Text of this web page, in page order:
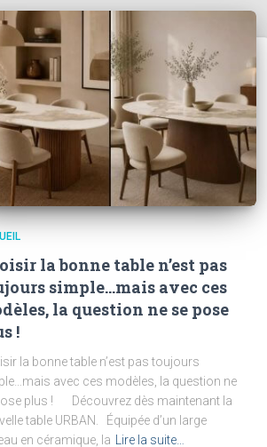
la bonne table n’est pas
simple…mais avec ces
la question ne se pose
!
la bonne table n’est pas toujours
avec ces modèles, la question ne
plus ! Découvrez dès maintenant la
table URBAN. Équipée d’un large
en céramique, la
Lire la suite…